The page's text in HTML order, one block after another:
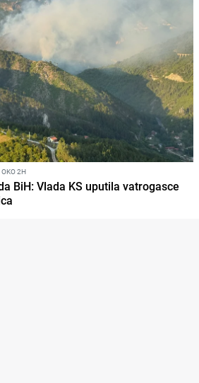
2H
BiH: Vlada KS uputila vatrogasce